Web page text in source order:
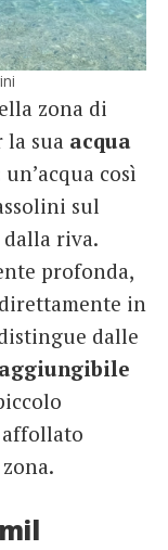
zona di
sua acqua
un’acqua così
sul
riva.
profonda,
in
dalle
affollato